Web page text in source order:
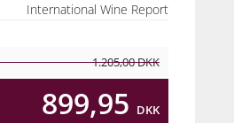
International Wine Report
1.205,00DKK
899,95 DKK